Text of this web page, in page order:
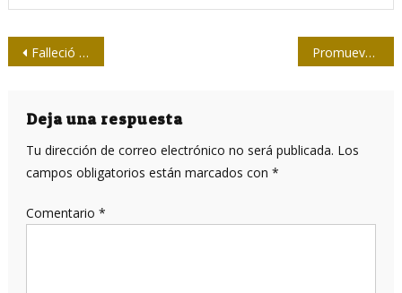
Navegación
entradas
Falleció el periodista Carlos Piñeiro Loredo Promueve Centro de Estudios Martianos cursos nacionales e internacionales para el venidero año académico
Deja una respuesta
Tu dirección de correo electrónico no será publicada. Los
campos obligatorios están marcados con *
Comentario *